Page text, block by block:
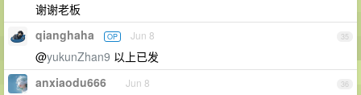
谢谢老板
35
qianghaha OP Jun 8
@yukunZhan9 以上已发
36
anxiaodu666 Jun 8